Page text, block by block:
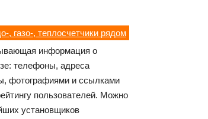
, газо-, теплосчетчики рядом
информация о
телефоны, адреса
фотографиями и ссылками
пользователей. Можно
установщиков